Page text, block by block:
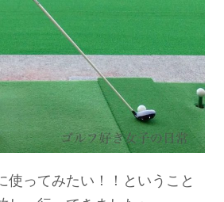
使ってみたい！！ということ